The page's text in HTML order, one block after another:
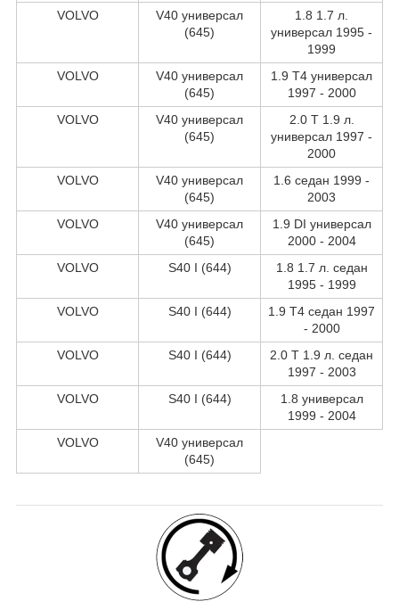
VOLVO
V40 универсал
(645)
1.8 1.7 л.
универсал 1995 -
1999
VOLVO
V40 универсал
(645)
1.9 T4 универсал
1997 - 2000
VOLVO
V40 универсал
(645)
2.0 T 1.9 л.
универсал 1997 -
2000
VOLVO
V40 универсал
(645)
1.6 седан 1999 -
2003
VOLVO
V40 универсал
(645)
1.9 DI универсал
2000 - 2004
VOLVO
S40 I (644)
1.8 1.7 л. седан
1995 - 1999
VOLVO
S40 I (644)
1.9 T4 седан 1997
- 2000
VOLVO
S40 I (644)
2.0 T 1.9 л. седан
1997 - 2003
VOLVO
S40 I (644)
1.8 универсал
1999 - 2004
VOLVO
V40 универсал
(645)